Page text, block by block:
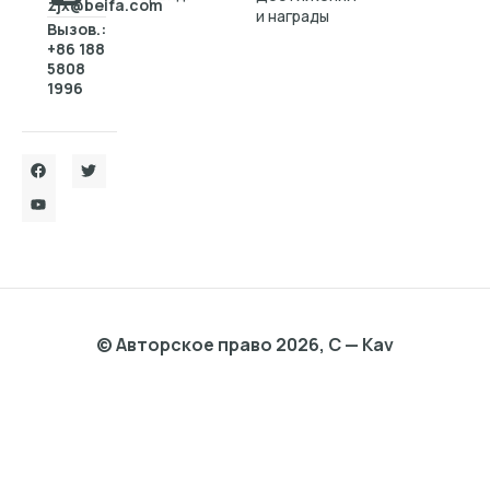
zjx@beifa.com
Вызов.:
+86 188
5808
1996
и награды
© Авторское право 2026, C — Kav